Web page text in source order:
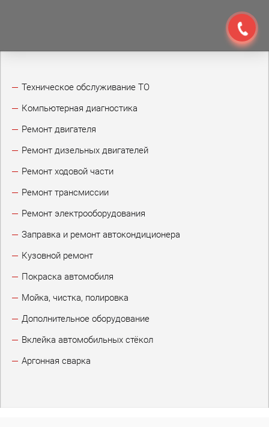
Техническое обслуживание ТО
Компьютерная диагностика
Ремонт двигателя
Ремонт дизельных двигателей
Ремонт ходовой части
Ремонт трансмиссии
Ремонт электрооборудования
Заправка и ремонт автокондиционера
Кузовной ремонт
Покраска автомобиля
Мойка, чистка, полировка
Дополнительное оборудование
Вклейка автомобильных стёкол
Аргонная сварка